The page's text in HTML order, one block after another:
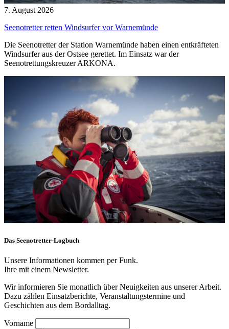
7. August 2026
Seenotretter retten Windsurfer vor Warnemünde
Die Seenotretter der Station Warnemünde haben einen entkräfteten
Windsurfer aus der Ostsee gerettet. Im Einsatz war der
Seenotrettungskreuzer ARKONA.
Das Seenotretter-Logbuch
Unsere Informationen kommen per Funk.
Ihre mit einem Newsletter.
Wir informieren Sie monatlich über Neuigkeiten aus unserer Arbeit.
Dazu zählen Einsatzberichte, Veranstaltungstermine und
Geschichten aus dem Bordalltag.
Vorname